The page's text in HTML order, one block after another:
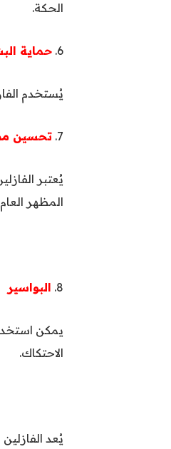
الحكة.
6. حماية
يُستخدم
7. تحسين
يُعتبر
المظهر
8. البواسير
يمكن
الاحتكاك.
يُعد